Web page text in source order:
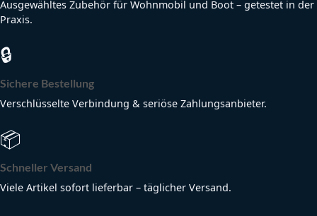
Ausgewähltes Zubehör für Wohnmobil und Boot – getestet in der
Praxis.
🔒
Sichere Bestellung
Verschlüsselte Verbindung & seriöse Zahlungsanbieter.
📦
Schneller Versand
Viele Artikel sofort lieferbar – täglicher Versand.